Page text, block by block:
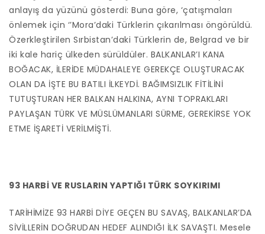
anlayış da yüzünü gösterdi: Buna göre, ‘çatışmaları
önlemek için ‘’Mora’daki Türklerin çıkarılması öngörüldü.
Özerkleştirilen Sırbistan’daki Türklerin de, Belgrad ve bir
iki kale hariç ülkeden sürüldüler. BALKANLAR’I KANA
BOĞACAK, İLERİDE MÜDAHALEYE GEREKÇE OLUŞTURACAK
OLAN DA İŞTE BU BATILI İLKEYDİ. BAĞIMSIZLIK FİTİLİNİ
TUTUŞTURAN HER BALKAN HALKINA, AYNI TOPRAKLARI
PAYLAŞAN TÜRK VE MÜSLÜMANLARI SÜRME, GEREKİRSE YOK
ETME İŞARETİ VERİLMİŞTİ.
93 HARBİ VE RUSLARIN YAPTIĞI TÜRK SOYKIRIMI
TARİHİMİZE 93 HARBİ DİYE GEÇEN BU SAVAŞ, BALKANLAR’DA
SİVİLLERİN DOĞRUDAN HEDEF ALINDIĞI İLK SAVAŞTI. Mesele